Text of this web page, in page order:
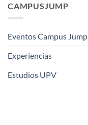
CAMPUSJUMP
Eventos Campus Jump
Experiencias
Estudios UPV